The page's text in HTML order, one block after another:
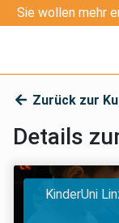
Sie wollen mehr
Zurück zur
Details
KinderUni